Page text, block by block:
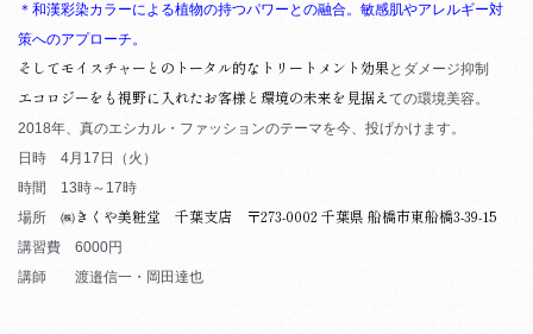
＊和漢彩染カラーによる植物の持つパワーとの融合。 敏感肌やアレルギー対
策へのアプローチ。
そしてモイスチャーとのトータル的なトリートメント効果とダメージ抑制
エコロジーをも視野に入れたお客様と環境の未来を見据え ての環境美容。
2018年、真のエシカル・ファッションのテーマを今、投げかけます。
日時 4月17日（火）
時間 13時～17時
場所 ㈱きくや美粧堂 千葉支店 〒273-0002 千葉県 船橋市東船橋3-39-15
講習費 6000円
講師 渡邉信一・岡田達也